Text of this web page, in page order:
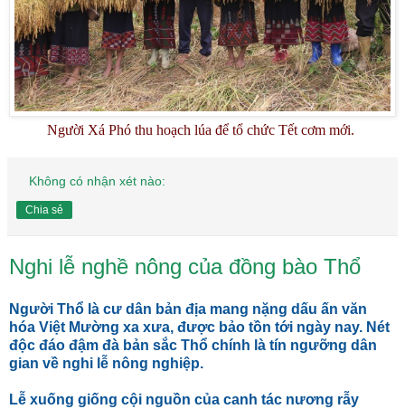
Người Xá Phó thu hoạch lúa để tổ chức Tết cơm mới.
Không có nhận xét nào:
Chia sẻ
Nghi lễ nghề nông của đồng bào Thổ
Người Thổ là cư dân bản địa mang nặng dấu ấn văn
hóa Việt Mường xa xưa, được bảo tồn tới ngày nay. Nét
độc đáo đậm đà bản sắc Thổ chính là tín ngưỡng dân
gian về nghi lễ nông nghiệp.
Lễ xuống giống cội nguồn của canh tác nương rẫy